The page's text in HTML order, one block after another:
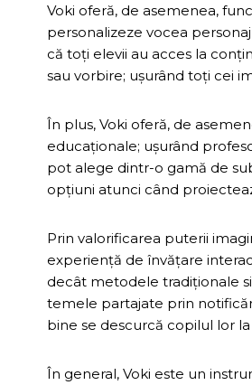
Voki oferă, de asemenea,
personalizeze vocea
că toți elevii au acces la
sau vorbire; ușurând toți cei
În plus, Voki oferă, de
educaționale; ușurând
pot alege dintr-o gamă de
opțiuni atunci când
Prin valorificarea puterii
experiență de învățare
decât metodele tradiționale
temele partajate prin
bine se descurcă copilul lor
În general, Voki este un